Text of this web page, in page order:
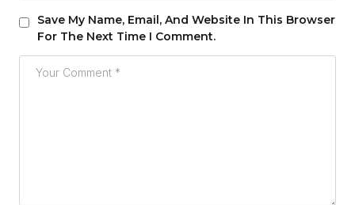
Save My Name, Email, And Website In This Browser
For The Next Time I Comment.